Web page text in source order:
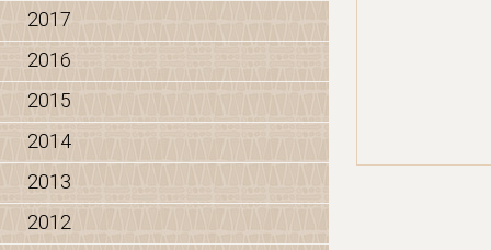
2017
2016
2015
2014
2013
2012